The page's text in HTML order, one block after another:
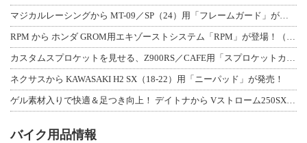
マジカルレーシングから MT-09／SP（24）用「フレームガード」が登場！
RPM から ホンダ GROM用エキゾーストシステム「RPM」が登場！（動画あり
カスタムスプロケットを見せる、Z900RS／CAFE用「スプロケットカバーフルキ
ネクサスから KAWASAKI H2 SX（18-22）用「ニーパッド」が発売！
ゲル素材入りで快適＆足つき向上！ デイトナから Vストローム250SX用「快適ロ
バイク用品情報